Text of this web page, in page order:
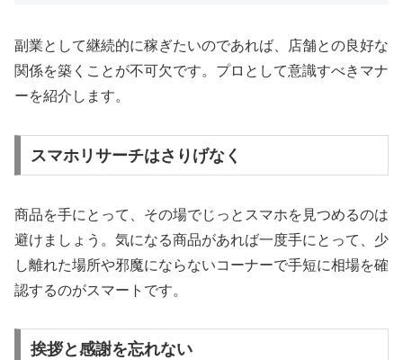
副業として継続的に稼ぎたいのであれば、店舗との良好な
関係を築くことが不可欠です。プロとして意識すべきマナ
ーを紹介します。
スマホリサーチはさりげなく
商品を手にとって、その場でじっとスマホを見つめるのは
避けましょう。気になる商品があれば一度手にとって、少
し離れた場所や邪魔にならないコーナーで手短に相場を確
認するのがスマートです。
挨拶と感謝を忘れない